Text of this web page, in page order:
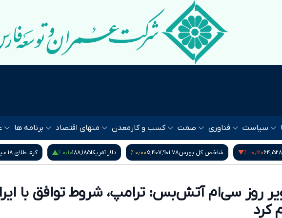
سیاست فناوری صمت کسب و کار معدن منهای اقتصاد برنامه ها
بورس5,407,901.78 ۰٫۰۰ % دلار آمریکا188,185۰٫۱۰ % گرم طلای ۱۸ عیار 18,664,500 ۰٫۵۵ % مثقال
روز سی‌‌ام آتش‌بس: ترامپ، شروط توافق با
کرد